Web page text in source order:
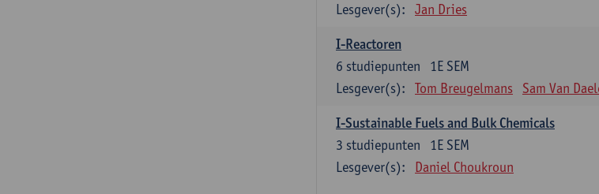
Lesgever(s):
Jan Dries
I-Reactoren
1E SEM
6 studiepunten
Lesgever(s):
Tom Breugelmans Sam Van
I-Sustainable Fuels and Bulk Chemicals
1E SEM
3 studiepunten
Lesgever(s):
Daniel Choukroun